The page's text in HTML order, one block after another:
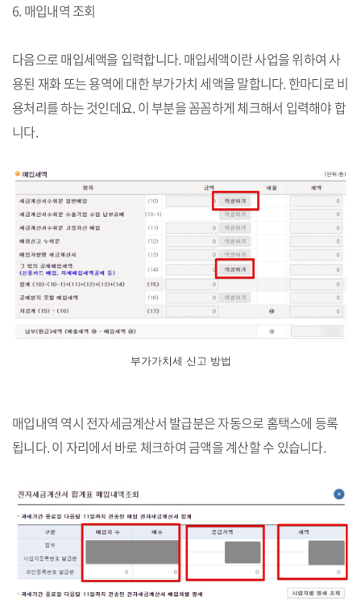
6. 매입내역 조회
다음으로 매입세액을 입력합니다. 매입세액이란 사업을 위하여 사
용된 재화 또는 용역에 대한 부가가치 세액을 말합니다. 한마디로 비
용처리를 하는 것인데요. 이 부분을 꼼꼼하게 체크해서 입력해야 합
니다.
부가가치세 신고 방법
매입내역 역시 전자세금계산서 발급분은 자동으로 홈택스에 등록
됩니다. 이 자리에서 바로 체크하여 금액을 계산할 수 있습니다.